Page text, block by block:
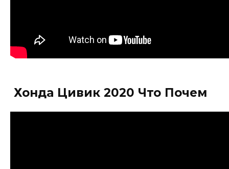
Хонда Цивик 2020 Что Почем